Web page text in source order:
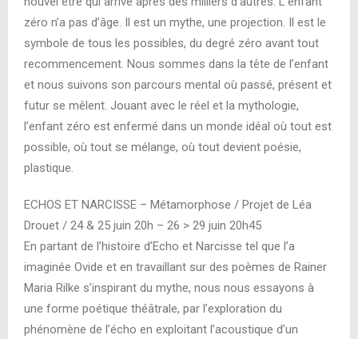
zéro n’a pas d’âge. Il est un mythe, une projection. Il est le
symbole de tous les possibles, du degré zéro avant tout
recommencement. Nous sommes dans la tête de l’enfant
et nous suivons son parcours mental où passé, présent et
futur se mêlent. Jouant avec le réel et la mythologie,
l’enfant zéro est enfermé dans un monde idéal où tout est
possible, où tout se mélange, où tout devient poésie,
plastique.
ECHOS ET NARCISSE – Métamorphose / Projet de Léa
Drouet / 24 & 25 juin 20h – 26 > 29 juin 20h45
En partant de l’histoire d’Echo et Narcisse tel que l’a
imaginée Ovide et en travaillant sur des poèmes de Rainer
Maria Rilke s’inspirant du mythe, nous nous essayons à
une forme poétique théâtrale, par l’exploration du
phénomène de l’écho en exploitant l’acoustique d’un